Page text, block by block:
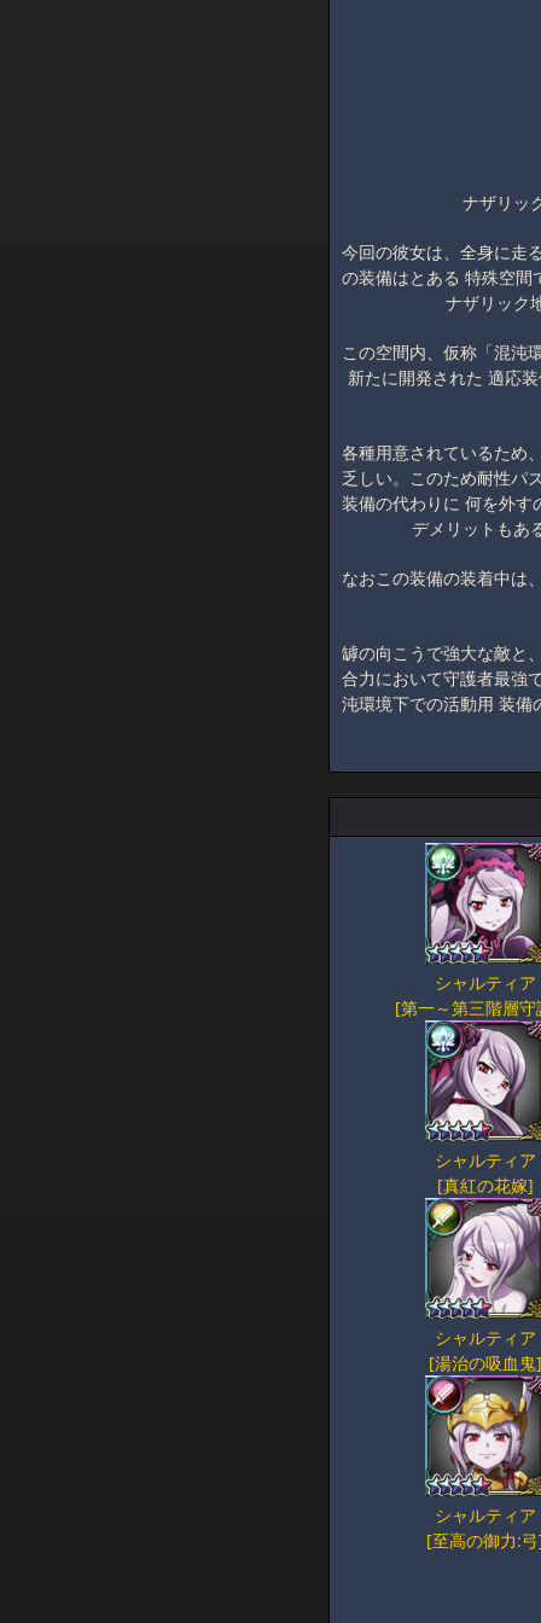
ナザリッ
今回の彼女は、全身に走
の装備はとある 特殊空間
ナザリック
この空間内、仮称「混沌
新たに開発された 適応
各種用意されているため
乏しい。このため耐性パ
装備の代わりに 何を外す
デメリットもあ
なおこの装備の装着中は
罅の向こうで強大な敵と
合力において守護者最強
沌環境下での活動用 装備
シャルティア
[第一～第三階層守
シャルティア
[真紅の花嫁]
シャルティア
[湯治の吸血鬼]
シャルティア
[至高の御力: